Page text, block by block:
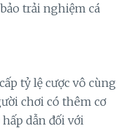
trải nghiệm cá
tỷ lệ cược vô cùng
chơi có thêm cơ
dẫn đối với